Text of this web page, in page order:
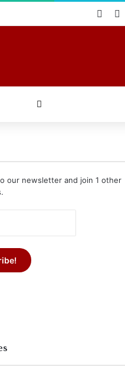
Log In
our newsletter and join 1 other